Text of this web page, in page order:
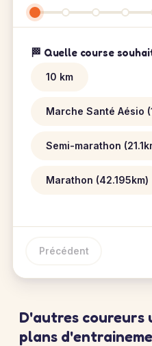
🏁 Quelle course
10 km
Marche Santé Aésio
Semi-marathon
Marathon (42.195km)
Précédent
D'autres coureurs
plans